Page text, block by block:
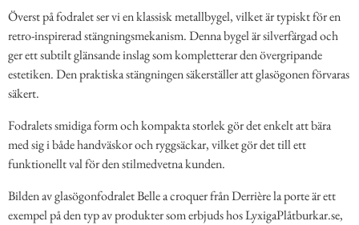
Överst på fodralet ser vi en klassisk metallbygel, vilket är typiskt för en
retro-inspirerad stängningsmekanism. Denna bygel är silverfärgad och
ger ett subtilt glänsande inslag som kompletterar den övergripande
estetiken. Den praktiska stängningen säkerställer att glasögonen förvaras
säkert.
Fodralets smidiga form och kompakta storlek gör det enkelt att bära
med sig i både handväskor och ryggsäckar, vilket gör det till ett
funktionellt val för den stilmedvetna kunden.
Bilden av glasögonfodralet Belle a croquer från Derrière la porte är ett
exempel på den typ av produkter som erbjuds hos LyxigaPlåtburkar.se,